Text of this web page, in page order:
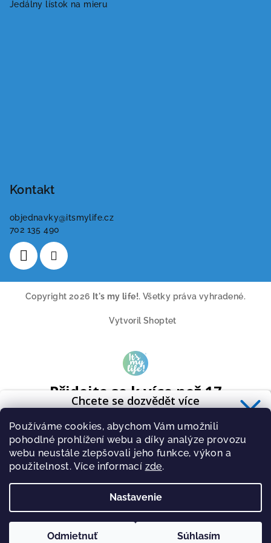
Používáme cookies, abychom Vám umožnili
pohodlné prohlížení webu a díky analýze provozu
webu neustále zlepšovali jeho funkce, výkon a
použitelnost. Více informací zde.
Nastavenie
Odmietnuť Súhlasím
Jedálny lístok na mieru
Kontakt
objednavky@itsmylife.cz
702 135 490
Copyright 2026 It's my life!. Všetky práva vyhradené.
Vytvoril Shoptet
Přidejte se k více než 17
tisícům odběratelů
A získavejte pravidelně tipy o novinkách ze světa cvičení a
zdravé stravy.
PŘIHLÁSIT SE K ODBĚRU
Chcete se dozvědět více
o zdravé výživě?
Přihlaste se k odběru newsletteru.
Zásady zpracování osobních údajů